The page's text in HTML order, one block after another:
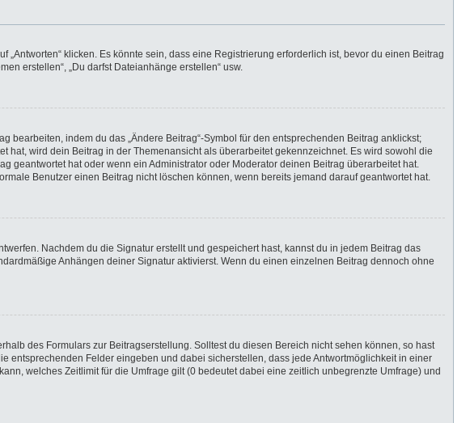
klicken. Es könnte sein, dass eine Registrierung erforderlich ist, bevor du einen Beitrag
erstellen“, „Du darfst Dateianhänge erstellen“ usw.
indem du das „Ändere Beitrag“-Symbol für den entsprechenden Beitrag anklickst;
wird dein Beitrag in der Themenansicht als überarbeitet gekennzeichnet. Es wird sowohl die
geantwortet hat oder wenn ein Administrator oder Moderator deinen Beitrag überarbeitet hat.
Benutzer einen Beitrag nicht löschen können, wenn bereits jemand darauf geantwortet hat.
Nachdem du die Signatur erstellt und gespeichert hast, kannst du in jedem Beitrag das
Anhängen deiner Signatur aktivierst. Wenn du einen einzelnen Beitrag dennoch ohne
des Formulars zur Beitragserstellung. Solltest du diesen Bereich nicht sehen können, so hast
entsprechenden Felder eingeben und dabei sicherstellen, dass jede Antwortmöglichkeit in einer
welches Zeitlimit für die Umfrage gilt (0 bedeutet dabei eine zeitlich unbegrenzte Umfrage) und